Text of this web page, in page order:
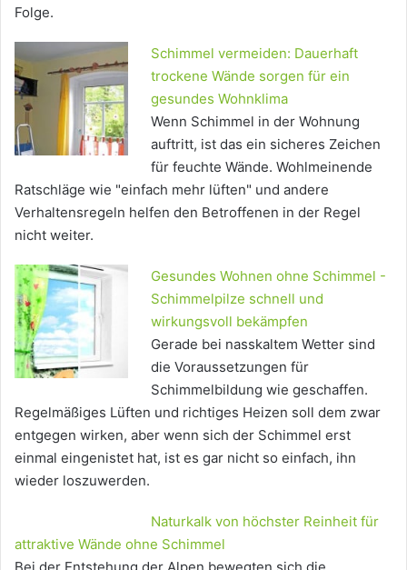
Folge.
Schimmel vermeiden: Dauerhaft
trockene Wände sorgen für ein
gesundes Wohnklima
Wenn Schimmel in der Wohnung
auftritt, ist das ein sicheres Zeichen
für feuchte Wände. Wohlmeinende
Ratschläge wie "einfach mehr lüften" und andere
Verhaltensregeln helfen den Betroffenen in der Regel
nicht weiter.
Gesundes Wohnen ohne Schimmel -
Schimmelpilze schnell und
wirkungsvoll bekämpfen
Gerade bei nasskaltem Wetter sind
die Voraussetzungen für
Schimmelbildung wie geschaffen.
Regelmäßiges Lüften und richtiges Heizen soll dem zwar
entgegen wirken, aber wenn sich der Schimmel erst
einmal eingenistet hat, ist es gar nicht so einfach, ihn
wieder loszuwerden.
Naturkalk von höchster Reinheit für
attraktive Wände ohne Schimmel